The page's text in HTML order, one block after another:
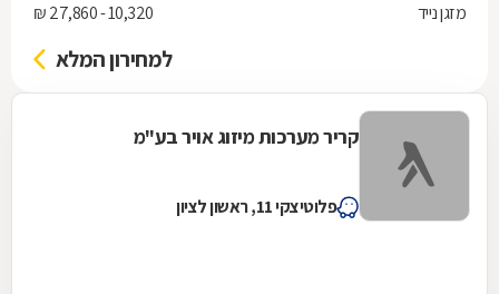
מזגן נייד
10,320 - 27,860 ₪
למחירון המלא
קריר מערכות מיזוג אויר בע"מ
פלוטיצקי 11, ראשון לציון